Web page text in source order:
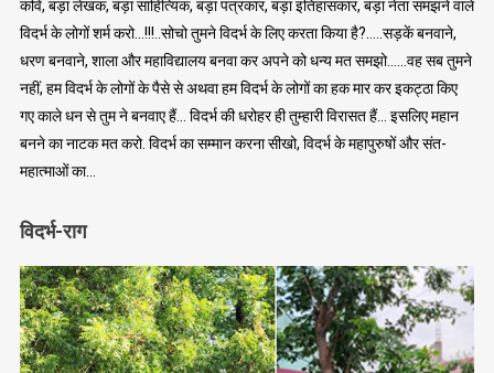
कवि, बड़ा लेखक, बड़ा साहित्यिक, बड़ा पत्रकार, बड़ा इतिहासकार, बड़ा नेता समझने वाले
विदर्भ के लोगों शर्म करो…!!!..सोचो तुमने विदर्भ के लिए करता किया है?…..सड़कें बनवाने,
धरण बनवाने, शाला और महाविद्यालय बनवा कर अपने को धन्य मत समझो……वह सब तुमने
नहीं, हम विदर्भ के लोगों के पैसे से अथवा हम विदर्भ के लोगों का हक मार कर इकट्ठा किए
गए काले धन से तुम ने बनवाए हैं… विदर्भ की धरोहर ही तुम्हारी विरासत हैं… इसलिए महान
बनने का नाटक मत करो. विदर्भ का सम्मान करना सीखो, विदर्भ के महापुरुषों और संत-
महात्माओं का…
विदर्भ-राग